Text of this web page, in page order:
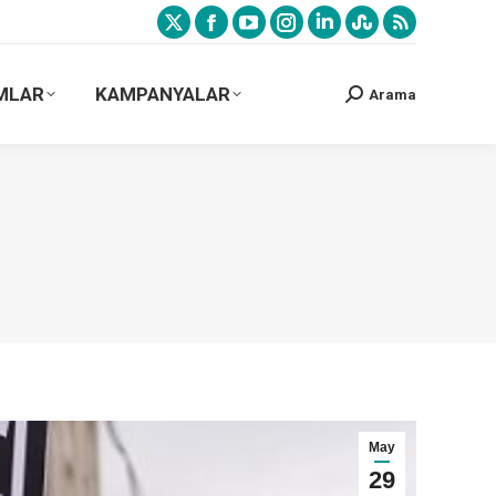
KAMPANYALAR Arama
May
29